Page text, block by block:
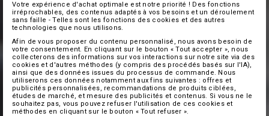
Votre expérience d'achat optimale est notre priorité ! Des fonctions
irréprochables, des contenus adaptés à vos besoins et un déroulement
sans faille - Telles sont les fonctions des cookies et des autres
technologies que nous utilisons.
Afin de vous proposer du contenu personnalisé, nous avons besoin de
votre consentement. En cliquant sur le bouton « Tout accepter », nous
collecterons des informations sur vos interactions sur notre site via des
cookies et d'autres méthodes (y compris des procédés basés sur l'IA),
ainsi que des données issues du processus de commande. Nous
utiliserons ces données notamment aux fins suivantes : offres et
publicités personnalisées, recommandations de produits ciblées,
études de marché, et mesure des publicités et contenus. Si vous ne le
souhaitez pas, vous pouvez refuser l'utilisation de ces cookies et
méthodes en cliquant sur le bouton « Tout refuser ».